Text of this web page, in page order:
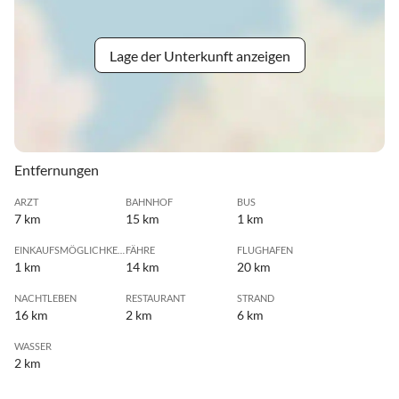
Lage der Unterkunft anzeigen
Entfernungen
ARZT
7 km
BAHNHOF
15 km
BUS
1 km
1 km
FÄHRE
14 km
FLUGHAFEN
20 km
NACHTLEBEN
16 km
RESTAURANT
2 km
STRAND
6 km
WASSER
2 km